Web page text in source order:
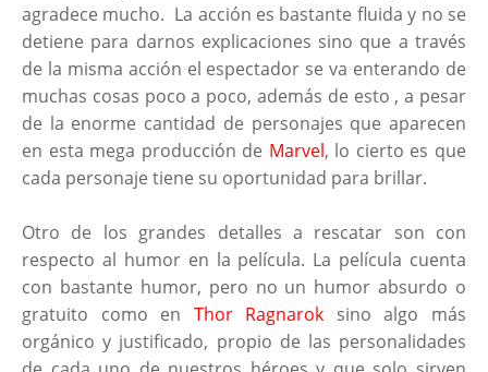
agradece mucho. La acción es bastante fluida y no se
detiene para darnos explicaciones sino que a través
de la misma acción el espectador se va enterando de
muchas cosas poco a poco, además de esto , a pesar
de la enorme cantidad de personajes que aparecen
en esta mega producción de Marvel, lo cierto es que
cada personaje tiene su oportunidad para brillar.
Otro de los grandes detalles a rescatar son con
respecto al humor en la película. La película cuenta
con bastante humor, pero no un humor absurdo o
gratuito como en Thor Ragnarok sino algo más
orgánico y justificado, propio de las personalidades